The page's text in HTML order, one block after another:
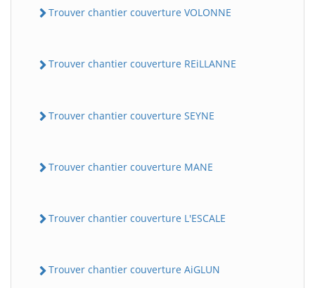
Trouver chantier couverture VOLONNE
Trouver chantier couverture REiLLANNE
Trouver chantier couverture SEYNE
Trouver chantier couverture MANE
Trouver chantier couverture L'ESCALE
Trouver chantier couverture AiGLUN